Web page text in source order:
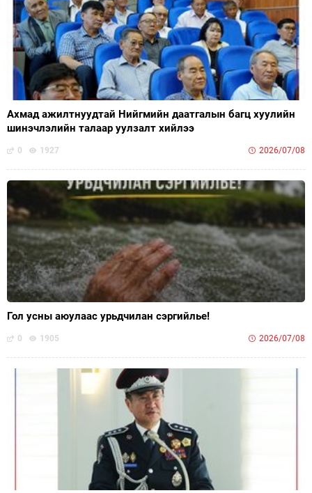
Ахмад ажилтнуудтай Нийгмийн даатгалын багц хуулийн
шинэчлэлийн талаар уулзалт хийлээ
0 1927 2026/07/08
Гол усны аюулаас урьдчилан сэргийлье!
0 1905 2026/07/08